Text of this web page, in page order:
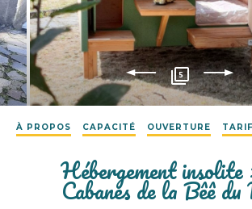
5
À PROPOS CAPACITÉ OUVERTURE
Hébergement
Cabanes de la Bêê